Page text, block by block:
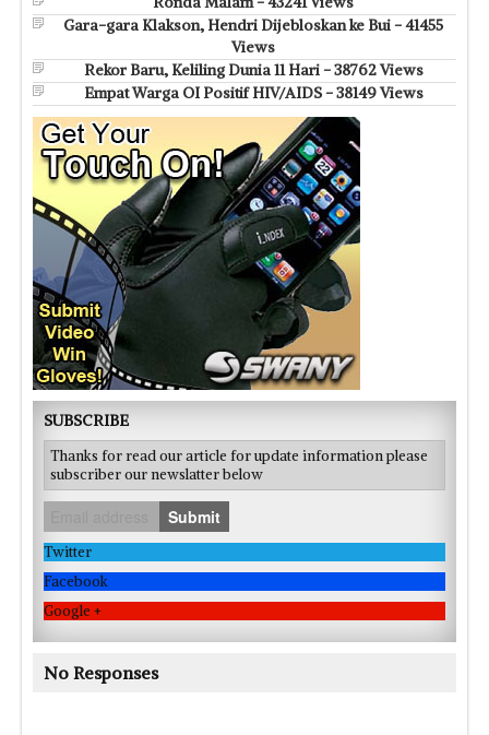
Gara-gara Klakson, Hendri Dijebloskan ke Bui - 41455
Views
Rekor Baru, Keliling Dunia 11 Hari - 38762 Views
Empat Warga OI Positif HIV/AIDS - 38149 Views
SUBSCRIBE
Thanks for read our article for update information please
subscriber our newslatter below
Submit
Twitter
Facebook
Google +
No Responses